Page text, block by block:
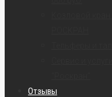
Отзывы